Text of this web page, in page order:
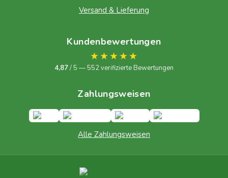
Versand & Lieferung
Kundenbewertungen
★★★★★
4,87/ 5 — 552 verifizierte Bewertungen
Zahlungsweisen
Alle Zahlungsweisen